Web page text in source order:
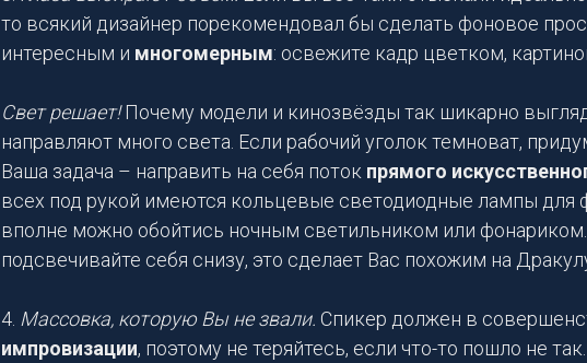
то всякий дизайнер порекомендовал бы сделать фоновое
интересным и многомерным: освежите кадр цветком,
Свет решает!Почему модели и кинозвёзды так шикарно
направляют много света. Если рабочий уголок темноват,
Ваша задача – направить на себя поток прямого
всех под рукой имеются кольцевые светодиодные лампы для
вполне можно обойтись ночным светильником или
подсвечивайте себя снизу, это сделает Вас похожим на
4. Массовка, которую Вы не звали. Спикер должен в
импровизации, поэтому не теряйтесь, если что-то пошло не